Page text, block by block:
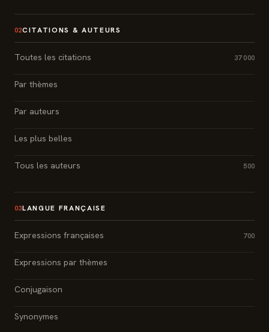
02CITATIONS & AUTEURS
Toutes les citations 37 000
Par thèmes
Par auteurs
Les plus belles
Tous les auteurs 500
03LANGUE FRANÇAISE
Expressions françaises 700
Expressions par thèmes
Conjugaison
Synonymes